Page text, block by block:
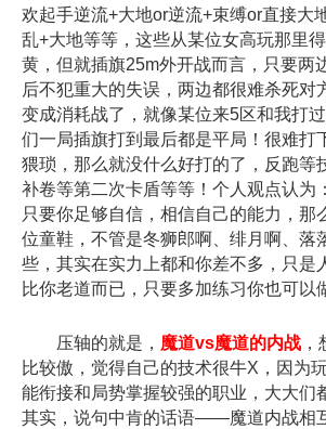
欢起手逆流+大地or逆流+束缚or直接大
乱+大地等等，这些从某位女高玩那里
黄，但就插旗25m外开战而言，只要两
后不犯重大的失误，两边都很难杀死对
变成消耗战了，就像某位来5区和我打
们一局插旗打到最后都是平局！很难打
猥琐，那么就没什么好打的了，反跑等
补卷等第二次卡盾等等！个人观点认为
只要你足够自信，相信自己的能力，那
位童鞋，不管是冬狮郎啊、绯月啊、落
些，其实在实力上都和你差不多，只是
比你老道而已，只要多加练习你也可以
压轴的就是， 魔道vs魔道的内战
比较傲，觉得自己的技术很牛X，因为
能衔接和局势掌握较强的职业，大大们
其实，说句中肯的话语——魔道内战相